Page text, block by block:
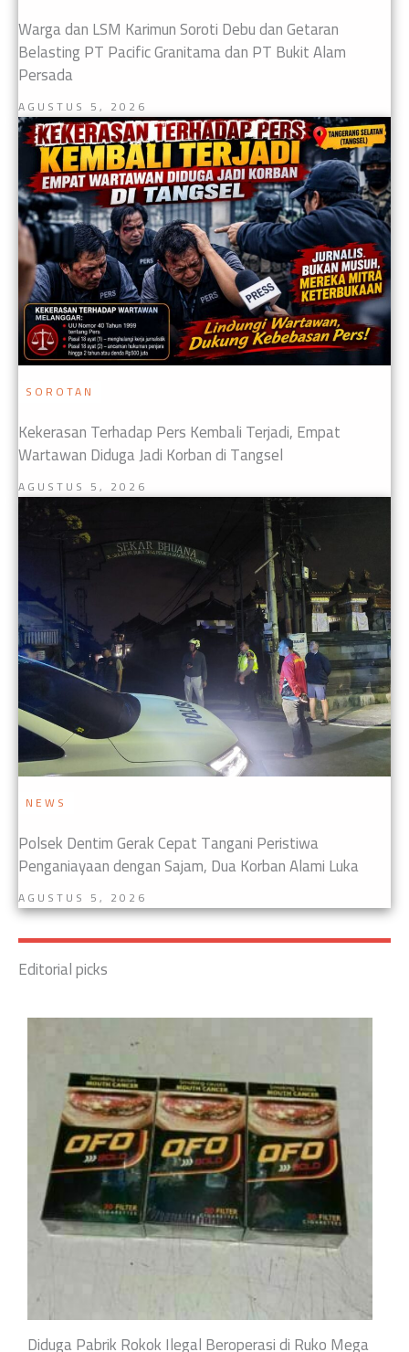
Warga dan LSM Karimun Soroti Debu dan Getaran
Belasting PT Pacific Granitama dan PT Bukit Alam
Persada
AGUSTUS 5, 2026
SOROTAN
Kekerasan Terhadap Pers Kembali Terjadi, Empat
Wartawan Diduga Jadi Korban di Tangsel
AGUSTUS 5, 2026
NEWS
Polsek Dentim Gerak Cepat Tangani Peristiwa
Penganiayaan dengan Sajam, Dua Korban Alami Luka
AGUSTUS 5, 2026
Editorial picks
Diduga Pabrik Rokok Ilegal Beroperasi di Ruko Mega